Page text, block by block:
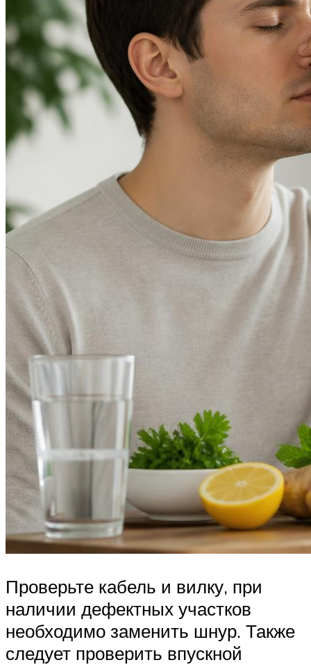
Проверьте кабель и вилку, при
наличии дефектных участков
необходимо заменить шнур. Также
следует проверить впускной